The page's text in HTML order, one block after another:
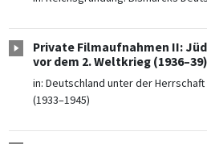
Private Filmaufnahmen II:
vor dem 2. Weltkrieg (1936–39)
in: Deutschland unter der
(1933–1945)